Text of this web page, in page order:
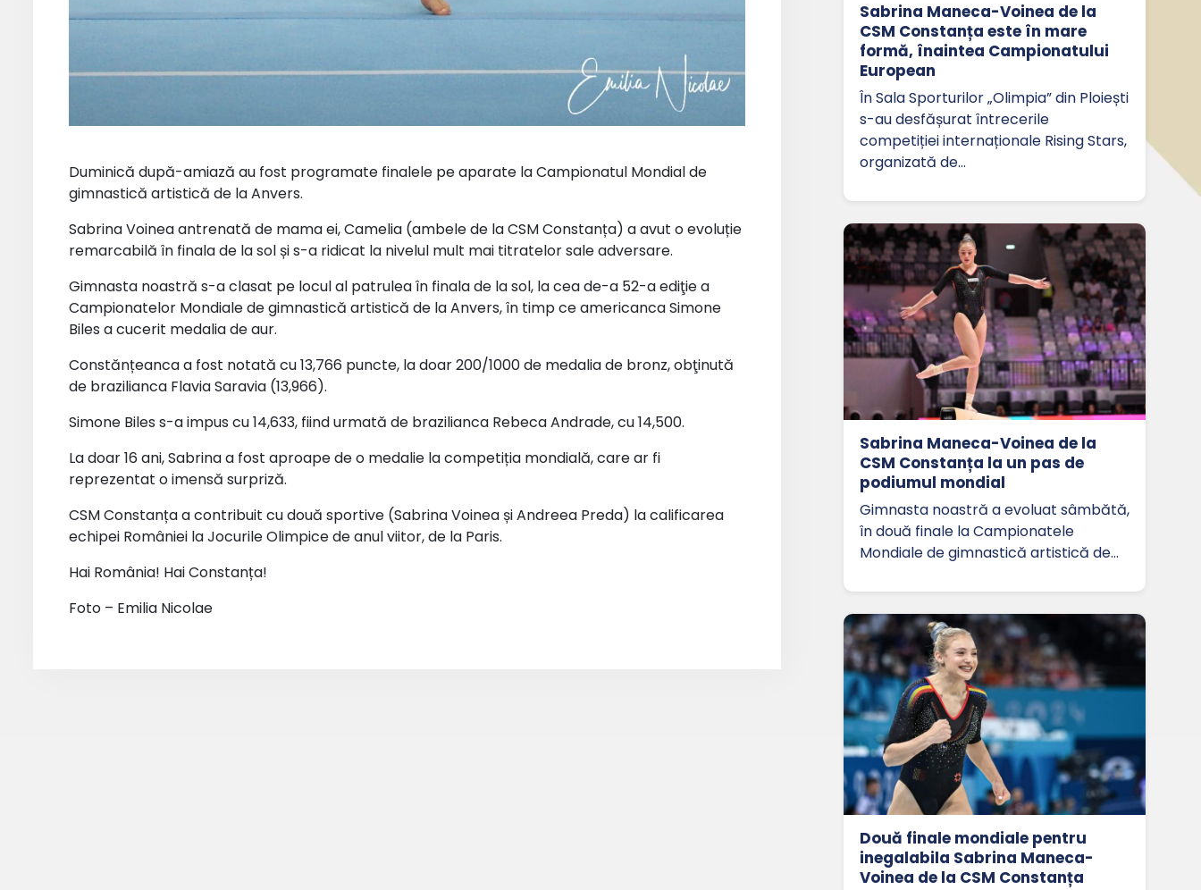
Duminică după-amiază au fost programate finalele pe aparate la Campionatul Mondial de
gimnastică artistică de la Anvers.
Sabrina Voinea antrenată de mama ei, Camelia (ambele de la CSM Constanța) a avut o evoluție
remarcabilă în finala de la sol și s-a ridicat la nivelul mult mai titratelor sale adversare.
Gimnasta noastră s-a clasat pe locul al patrulea în finala de la sol, la cea de-a 52-a ediţie a
Campionatelor Mondiale de gimnastică artistică de la Anvers, în timp ce americanca Simone
Biles a cucerit medalia de aur.
Constănțeanca a fost notată cu 13,766 puncte, la doar 200/1000 de medalia de bronz, obţinută
de brazilianca Flavia Saravia (13,966).
Simone Biles s-a impus cu 14,633, fiind urmată de brazilianca Rebeca Andrade, cu 14,500.
La doar 16 ani, Sabrina a fost aproape de o medalie la competiția mondială, care ar fi
reprezentat o imensă surpriză.
CSM Constanța a contribuit cu două sportive (Sabrina Voinea și Andreea Preda) la calificarea
echipei României la Jocurile Olimpice de anul viitor, de la Paris.
Hai România! Hai Constanța!
Foto – Emilia Nicolae
Sabrina Maneca-Voinea de la
CSM Constanța este în mare
formă, înaintea Campionatului
European
În Sala Sporturilor „Olimpia” din Ploiești
s-au desfășurat întrecerile
competiției internaționale Rising Stars,
organizată de…
Sabrina Maneca-Voinea de la
CSM Constanța la un pas de
podiumul mondial
Gimnasta noastră a evoluat sâmbătă,
în două finale la Campionatele
Mondiale de gimnastică artistică de…
Două finale mondiale pentru
inegalabila Sabrina Maneca-
Voinea de la CSM Constanța